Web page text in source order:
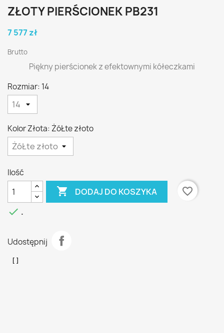
ZŁOTY PIERŚCIONEK PB231
7 577 zł
Brutto
Piękny pierścionek z efektownymi kółeczkami
Rozmiar: 14
Kolor Złota: ŻóŁte złoto
Ilość
 DODAJ DO KOSZYKA
favorite_border
 .
Udostępnij